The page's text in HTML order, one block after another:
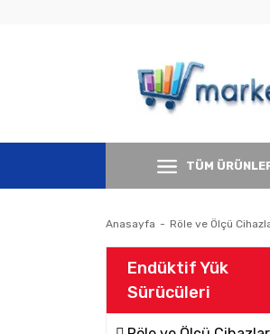
TÜM
Anasayfa Röle ve Ölçü
Endüktif Yük
Sürücüleri